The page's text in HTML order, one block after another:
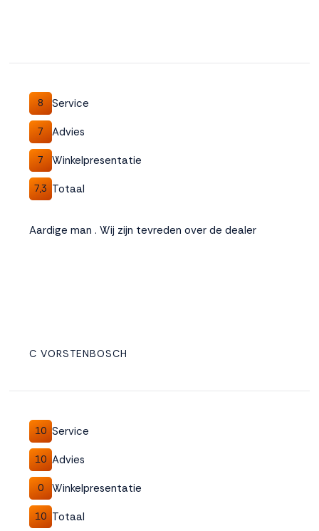
8 Service
7 Advies
7 Winkelpresentatie
7,3 Totaal
Aardige man . Wij zijn tevreden over de dealer
C VORSTENBOSCH
10 Service
10 Advies
0 Winkelpresentatie
10 Totaal